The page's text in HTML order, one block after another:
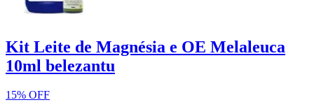
Kit Leite de Magnésia e OE Melaleuca
10ml belezantu
15% OFF